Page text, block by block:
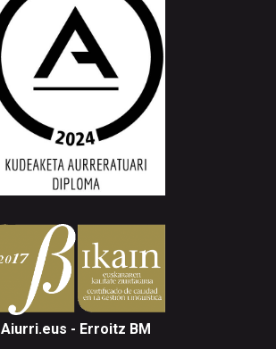
Aiurri.eus - Erroitz BM